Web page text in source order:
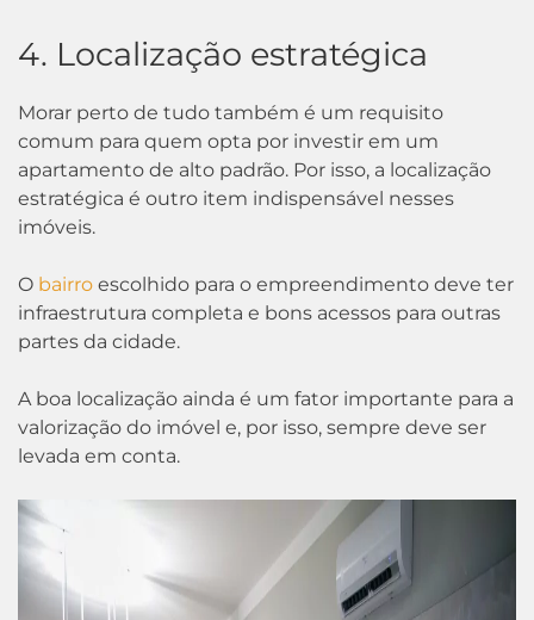
4. Localização estratégica
Morar perto de tudo também é um requisito
comum para quem opta por investir em um
apartamento de alto padrão. Por isso, a localização
estratégica é outro item indispensável nesses
imóveis.
O bairro escolhido para o empreendimento deve ter
infraestrutura completa e bons acessos para outras
partes da cidade.
A boa localização ainda é um fator importante para a
valorização do imóvel e, por isso, sempre deve ser
levada em conta.